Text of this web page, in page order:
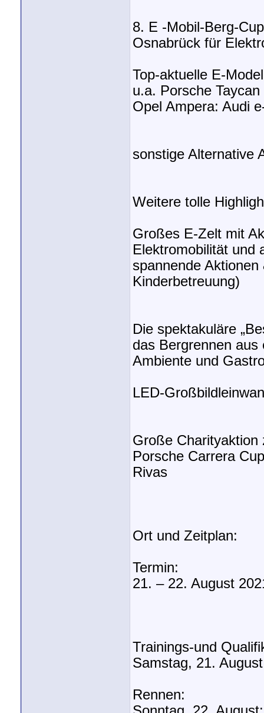
8. E -Mobil-Berg-
Osnabrück für
Top-aktuelle E-
u.a. Porsche
Opel Ampera: Audi
sonstige Alternative
Weitere tolle
Großes E-Zelt mit
Elektromobilität und
spannende
Kinderbetreuung)
Die spektakuläre
das Bergrennen
Ambiente und
LED-
Große Charityaktion
Porsche Carrera
Rivas
Ort und Zeitplan:
Termin:
21. – 22. August
Trainings-und
Samstag, 21.
Rennen: